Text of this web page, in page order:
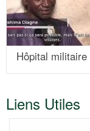
Hôpital
Liens Utiles